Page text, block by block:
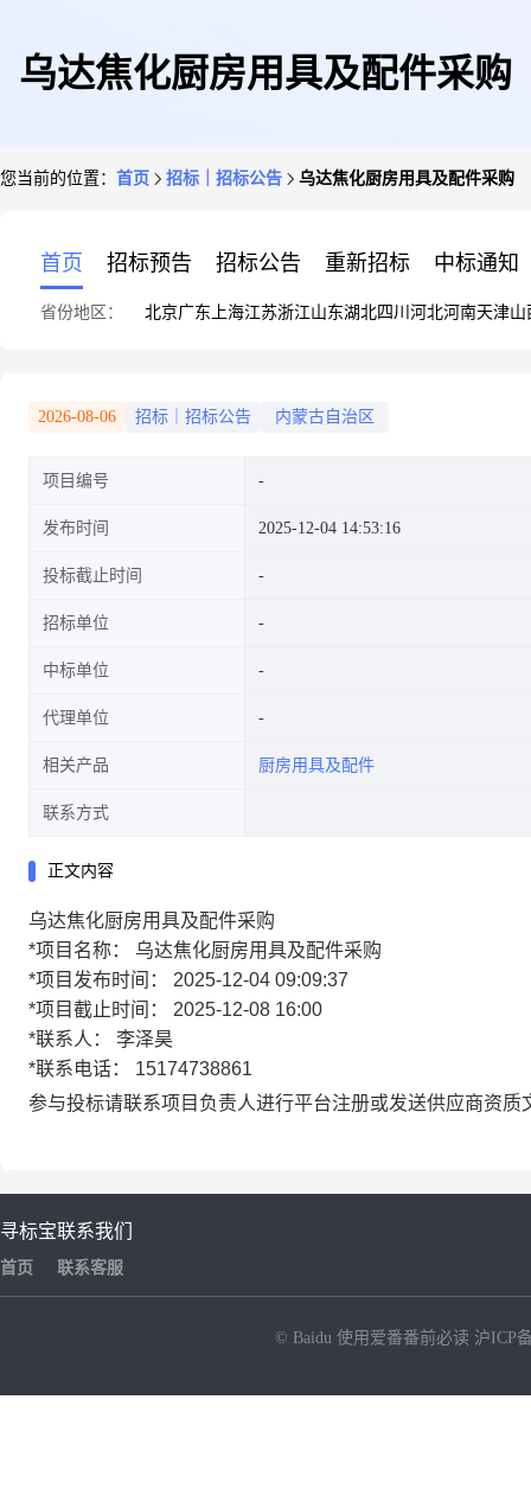
乌达焦化厨房用具及配件采购
您当前的位置： 首页 招标｜招标公告 乌达焦化厨房用具及配件采购
首页 招标预告 招标公告 重新招标 中标通知
省份地区： 北京广东 上海江苏浙江山东湖北四川 河北河南天津山
2026-08-06 招标｜招标公告 内蒙古自治区
项目编号
发布时间 2025-12-04 14:53:16
投标截止时间
招标单位
中标单位
代理单位
相关产品 厨房用具及配件
联系方式
正文内容
乌达焦化厨房用具及配件采购
*项目名称： 乌达焦化厨房用具及配件采购
*项目发布时间： 2025-12-04 09:09:37
*项目截止时间： 2025-12-08 16:00
*联系人： 李泽昊
*联系电话： 15174738861
参与投标请联系项目负责人进行平台注册或发送供应商资
寻标宝
首页
联系我们
联系客服
© Baidu 使用爱番番前必读 沪ICP